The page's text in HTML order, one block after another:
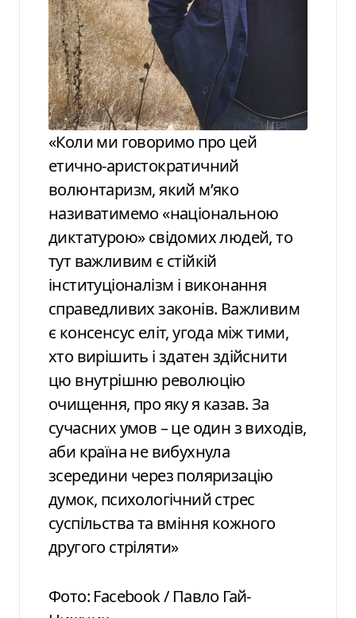
«Коли ми говоримо про цей
етично-аристократичний
волюнтаризм, який м’яко
називатимемо «національною
диктатурою» свідомих людей, то
тут важливим є стійкій
інституціоналізм і виконання
справедливих законів. Важливим
є консенсус еліт, угода між тими,
хто вирішить і здатен здійснити
цю внутрішню революцію
очищення, про яку я казав. За
сучасних умов – це один з виходів,
аби країна не вибухнула
зсередини через поляризацію
думок, психологічний стрес
суспільства та вміння кожного
другого стріляти»
Фото: Facebook / Павло Гай-